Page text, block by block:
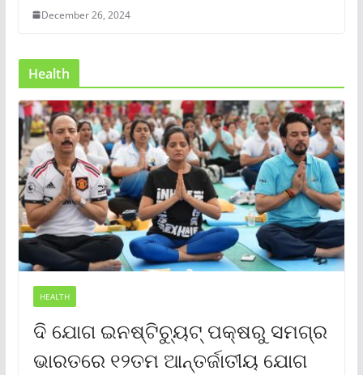
December 26, 2024
Health
HEALTH
ଦି ଯୋଗ ଇନଷ୍ଟିଚ୍ୟୁଟ୍ ପକ୍ଷରୁ ସମଗ୍ର
ଭାରତରେ ୧୨ତମ ଆନ୍ତର୍ଜାତୀୟ ଯୋଗ